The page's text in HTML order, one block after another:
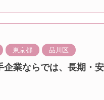
東京都 品川区
業ならでは、長期・